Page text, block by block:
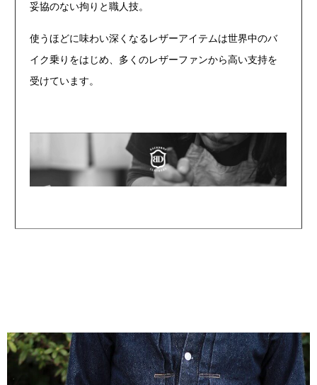
妥協のない拘りと職人技。
使うほどに味わい深くなるレザーアイテムは世界中のバ
イク乗りをはじめ、多くのレザーファンから高い支持を
受けています。